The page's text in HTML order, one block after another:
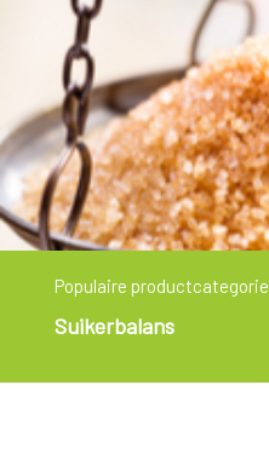
Populaire productcategorie
Suikerbalans